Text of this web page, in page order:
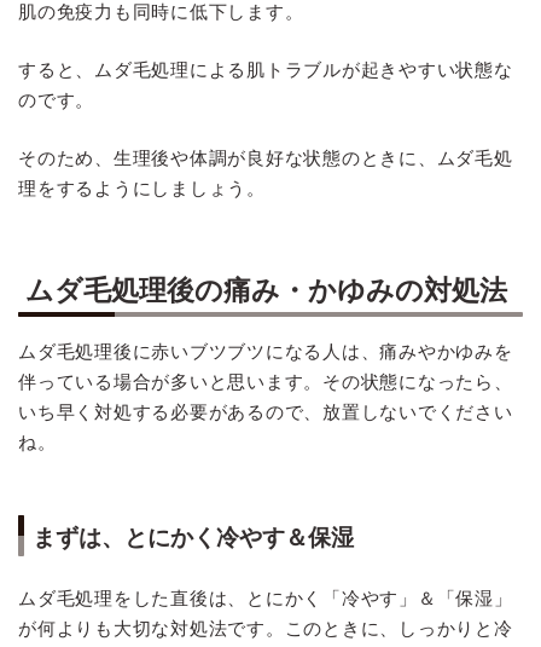
肌の免疫力も同時に低下します。
すると、ムダ毛処理による肌トラブルが起きやすい状態な
のです。
そのため、生理後や体調が良好な状態のときに、ムダ毛処
理をするようにしましょう。
ムダ毛処理後の痛み・かゆみの対処法
ムダ毛処理後に赤いブツブツになる人は、痛みやかゆみを
伴っている場合が多いと思います。その状態になったら、
いち早く対処する必要があるので、放置しないでください
ね。
まずは、とにかく冷やす＆保湿
ムダ毛処理をした直後は、とにかく「冷やす」＆「保湿」
が何よりも大切な対処法です。このときに、しっかりと冷